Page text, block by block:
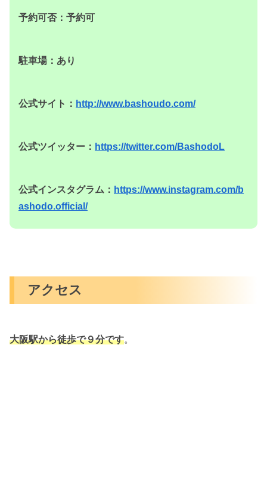
予約可否：予約可
駐車場：あり
公式サイト： http://www.bashoudo.com/
公式ツイッター： https://twitter.com/BashodoL
公式インスタグラム： https://www.instagram.com/b
ashodo.official/
アクセス
大阪駅から徒歩で９分です。